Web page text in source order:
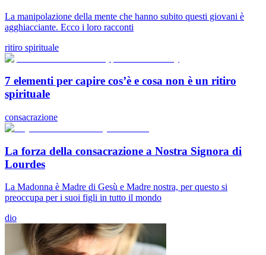
La manipolazione della mente che hanno subito questi giovani è
agghiacciante. Ecco i loro racconti
ritiro spirituale
7 elementi per capire cos’è e cosa non è un ritiro
spirituale
consacrazione
La forza della consacrazione a Nostra Signora di
Lourdes
La Madonna è Madre di Gesù e Madre nostra, per questo si
preoccupa per i suoi figli in tutto il mondo
dio